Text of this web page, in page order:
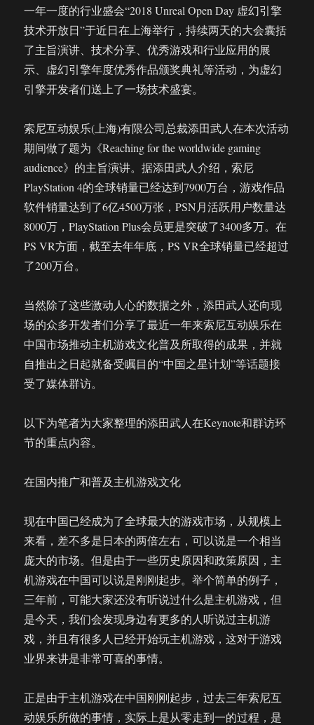
在
拿
到
2.1
亿
资
后，
做
自
动
驶
了?
一年一度的行业盛会“2018 Unreal Open Day 虚幻引擎
技术开放日”于近日在上海举行，持续两天的大会囊括
了主旨演讲、技术分享、优秀游戏和行业应用的展
示、虚幻引擎年度优秀作品颁奖典礼等活动，为虚幻
引擎开发者们送上了一场技术盛宴。
索尼互动娱乐(上海)有限公司总裁添田武人在本次活动
期间做了题为《Reaching for the worldwide gaming
audience》的主旨演讲。据添田武人介绍，索尼
PlayStation 4的全球销量已经达到7900万台，游戏作品
软件销量达到了6亿4500万张，PSN月活跃用户数量达
8000万，PlayStation Plus会员更是突破了3400多万。在
PS VR方面，截至去年年底，PS VR全球销量已经超过
了200万台。
当然除了这些激动人心的数据之外，添田武人还向现
场的众多开发者们分享了最近一年来索尼互动娱乐在
中国市场推动主机游戏文化普及所取得的成果，并就
自推出之日起就备受瞩目的“中国之星计划”等话题接
受了媒体群访。
以下为笔者为大家整理的添田武人在Keynote和群访环
节的重点内容。
在国内推广和普及主机游戏文化
现在中国已经成为了全球最大的游戏市场，从规模上
来看，差不多是日本的两倍左右，可以说是一个相当
庞大的市场。但是由于一些历史原因和政策原因，主
机游戏在中国可以说是刚刚起步。举个简单的例子，
三年前，可能大家还没有听说过什么是主机游戏，但
是今天，我们会发现身边有更多的人听说过主机游
戏，并且有很多人已经开始玩主机游戏，这对于游戏
业界来讲是非常可喜的事情。
正是由于主机游戏在中国刚刚起步，过去三年索尼互
动娱乐所做的事情，实际上是从零走到一的过程，是